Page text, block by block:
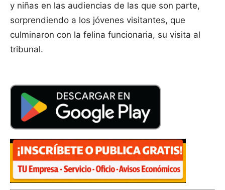
y niñas en las audiencias de las que son parte,
sorprendiendo a los jóvenes visitantes, que
culminaron con la felina funcionaria, su visita al
tribunal.